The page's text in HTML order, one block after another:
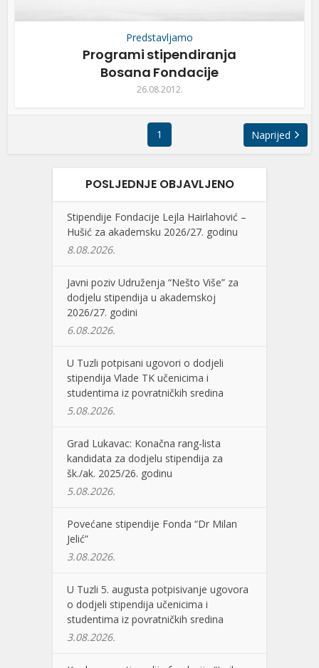
Predstavljamo
Programi stipendiranja
Bosana Fondacije
26.08.2012.
1 Naprijed
POSLJEDNJE OBJAVLJENO
Stipendije Fondacije Lejla Hairlahović –
Hušić za akademsku 2026/27. godinu
8.08.2026.
Javni poziv Udruženja “Nešto Više” za
dodjelu stipendija u akademskoj
2026/27. godini
6.08.2026.
U Tuzli potpisani ugovori o dodjeli
stipendija Vlade TK učenicima i
studentima iz povratničkih sredina
5.08.2026.
Grad Lukavac: Konačna rang-lista
kandidata za dodjelu stipendija za
šk./ak. 2025/26. godinu
5.08.2026.
Povećane stipendije Fonda “Dr Milan
Jelić”
3.08.2026.
U Tuzli 5. augusta potpisivanje ugovora
o dodjeli stipendija učenicima i
studentima iz povratničkih sredina
3.08.2026.